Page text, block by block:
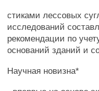
стиками лессовых
исследований
рекомендации по
оснований зданий и
Научная новизна*